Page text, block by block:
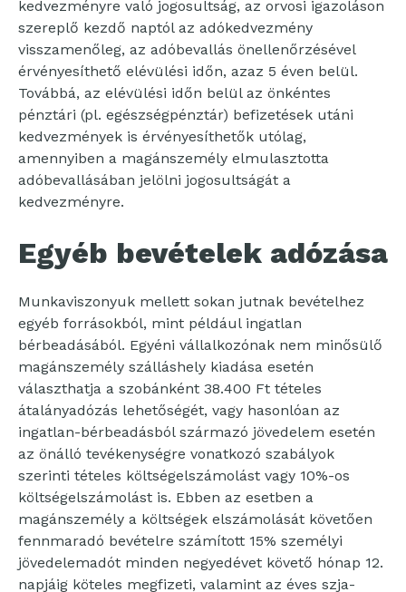
kedvezményre való jogosultság, az orvosi igazoláson
szereplő kezdő naptól az adókedvezmény
visszamenőleg, az adóbevallás önellenőrzésével
érvényesíthető elévülési időn, azaz 5 éven belül.
Továbbá, az elévülési időn belül az önkéntes
pénztári (pl. egészségpénztár) befizetések utáni
kedvezmények is érvényesíthetők utólag,
amennyiben a magánszemély elmulasztotta
adóbevallásában jelölni jogosultságát a
kedvezményre.
Egyéb bevételek adózása
Munkaviszonyuk mellett sokan jutnak bevételhez
egyéb forrásokból, mint például ingatlan
bérbeadásából. Egyéni vállalkozónak nem minősülő
magánszemély szálláshely kiadása esetén
választhatja a szobánként 38.400 Ft tételes
átalányadózás lehetőségét, vagy hasonlóan az
ingatlan-bérbeadásból származó jövedelem esetén
az önálló tevékenységre vonatkozó szabályok
szerinti tételes költségelszámolást vagy 10%-os
költségelszámolást is. Ebben az esetben a
magánszemély a költségek elszámolását követően
fennmaradó bevételre számított 15% személyi
jövedelemadót minden negyedévet követő hónap 12.
napjáig köteles megfizeti, valamint az éves szja-